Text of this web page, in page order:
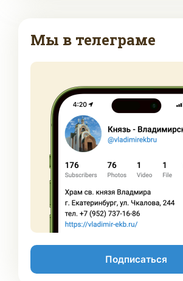
Мы в телеграме
Подписаться